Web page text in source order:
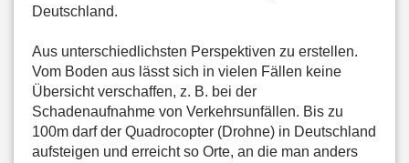
Deutschland.
Aus unterschiedlichsten Perspektiven zu erstellen.
Vom Boden aus lässt sich in vielen Fällen keine
Übersicht verschaffen, z. B. bei der
Schadenaufnahme von Verkehrsunfällen. Bis zu
100m darf der Quadrocopter (Drohne) in Deutschland
aufsteigen und erreicht so Orte, an die man anders